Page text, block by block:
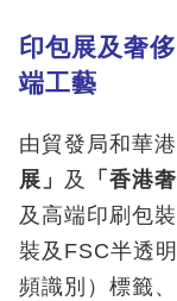
印包展及奢
端工藝
由貿發局和華
展」 及 「香港
及高端印刷包
裝及FSC半透
頻識別）標籤